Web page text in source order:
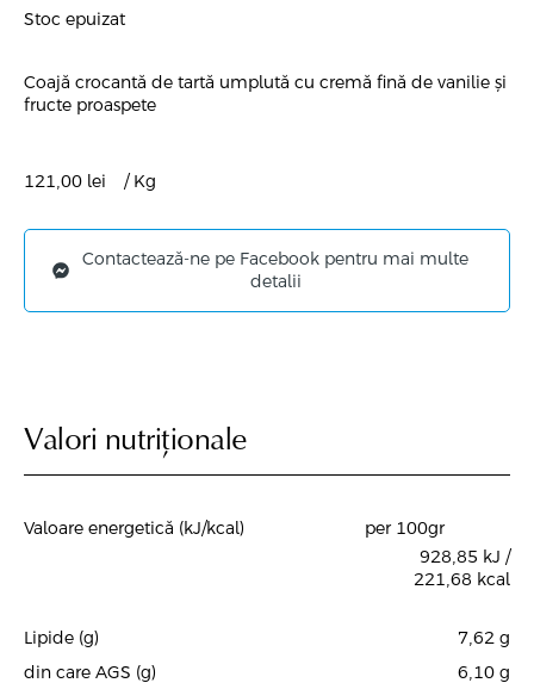
Stoc epuizat
Coajă crocantă de tartă umplută cu cremă fină de vanilie și
fructe proaspete
121,00 lei / Kg
Contactează-ne pe Facebook pentru mai multe
detalii
Valori nutriționale
Valoare energetică (kJ/kcal)
per 100gr
928,85 kJ /
221,68 kcal
Lipide (g) 7,62 g
din care AGS (g)
6,10g